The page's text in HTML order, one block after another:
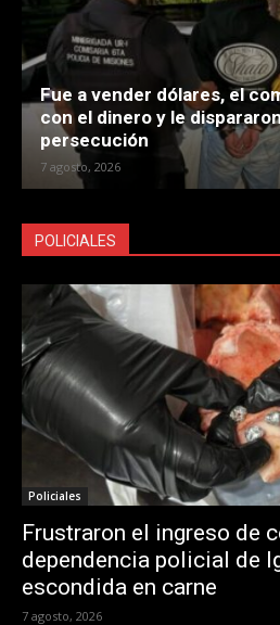
Fue a vender dólares, el
con el dinero y le
persecución
7 agosto, 2026
POLICIALES
Policiales
Frustraron el ingreso de
dependencia policial de
escondida en carne
7 agosto, 2026